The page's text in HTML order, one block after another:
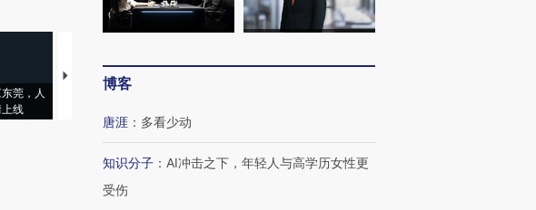
东莞，人
线
【推广】走进第四届链博
会，让数智科技“链”接产
博客
唐涯 ： 多看少动
知识分子 ： AI冲击之下，年轻人与高学历女性更
受伤